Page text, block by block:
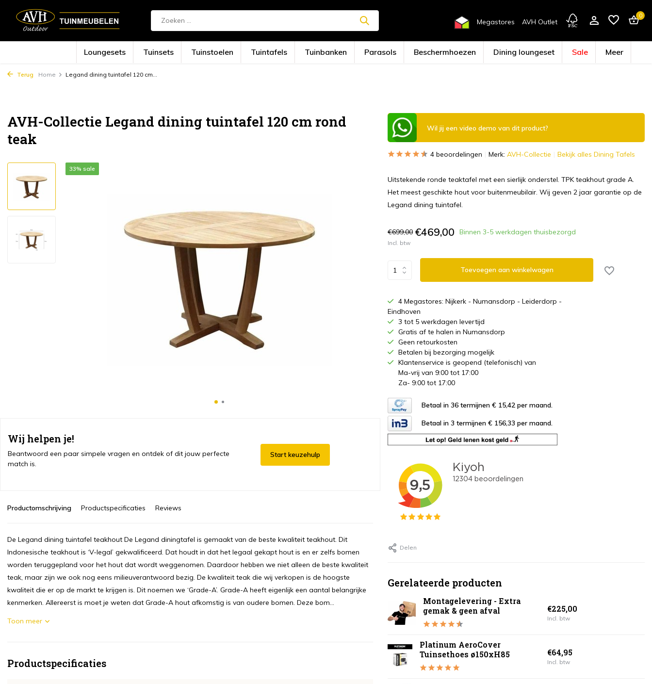
Megastores AVH Outlet
0
Loungesets Tuinsets Tuinstoelen Tuintafels Tuinbanken Parasols Beschermhoezen Dining loungeset Sale Meer
Terug Home Legand dining tuintafel 120 cm...
AVH-Collectie Legand dining tuintafel 120 cm rond
teak
33% sale
Wij helpen je!
Beantwoord een paar simpele vragen en ontdek of dit jouw perfecte
match is.
Start keuzehulp
Productomschrijving Productspecificaties Reviews
De Legand dining tuintafel teakhout De Legand diningtafel is gemaakt van de beste kwaliteit teakhout. Dit
Indonesische teakhout is ‘V-legal’ gekwalificeerd. Dat houdt in dat het legaal gekapt hout is en er zelfs bomen
worden teruggepland voor het hout dat wordt weggenomen. Daardoor hebben we niet alleen de beste kwaliteit
teak, maar zijn we ook nog eens milieuverantwoord bezig. De kwaliteit teak die wij verkopen is de hoogste
kwaliteit die er op de markt te krijgen is. Dit noemen we ‘Grade-A’. Grade-A heeft eigenlijk een aantal belangrijke
kenmerken. Allereerst is moet je weten dat Grade-A hout afkomstig is van oudere bomen. Deze bom...
Toon meer
Productspecificaties
Wil jij een video demo van dit product?
4 beoordelingen Merk: AVH-Collectie Bekijk alles Dining Tafels
Uitstekende ronde teaktafel met een sierlijk onderstel. TPK teakhout grade A.
Het meest geschikte hout voor buitenmeubilair. Wij geven 2 jaar garantie op de
Legand dining tuintafel.
€699,00 €469,00 Binnen 3-5 werkdagen thuisbezorgd
Incl. btw
Toevoegen aan winkelwagen
4 Megastores: Nijkerk - Numansdorp - Leiderdorp -
Eindhoven
3 tot 5 werkdagen levertijd
Gratis af te halen in Numansdorp
Geen retourkosten
Betalen bij bezorging mogelijk
Klantenservice is geopend (telefonisch) van
Ma-vrij van 9:00 tot 17:00
Za- 9:00 tot 17:00
Betaal in 36 termijnen € 15,42 per maand.
Betaal in 3 termijnen € 156,33 per maand.
Delen
Gerelateerde producten
Montagelevering - Extra
gemak & geen afval
€225,00
Incl. btw
Platinum AeroCover
Tuinsethoes ø150xH85
€64,95
Incl. btw